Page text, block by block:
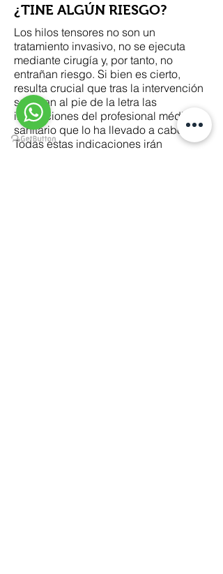
¿TINE ALGÚN RIESGO?
Los hilos tensores no son un
tratamiento invasivo, no se ejecuta
mediante cirugía y, por tanto, no
entrañan riesgo. Si bien es cierto,
resulta crucial que tras la intervención
se sigan al pie de la letra las
indicaciones del profesional médico-
sanitario que lo ha llevado a cabo.
Todas estas indicaciones irán